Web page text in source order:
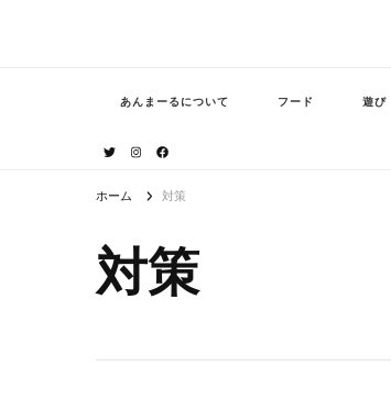
あんまーるについて フード 遊び
ホーム 対策
対策